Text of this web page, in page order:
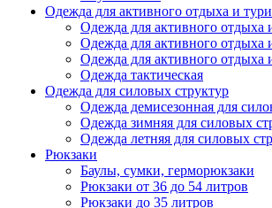
Одежда для активного отдыха и
Одежда для активного отдыха
Одежда для активного отдыха
Одежда для активного отдыха
Одежда тактическая
Одежда для силовых структур
Одежда демисезонная для
Одежда зимняя для силовых
Одежда летняя для силовых
Рюкзаки
Баулы, сумки, герморюкзаки
Рюкзаки от 36 до 54 литров
Рюкзаки до 35 литров